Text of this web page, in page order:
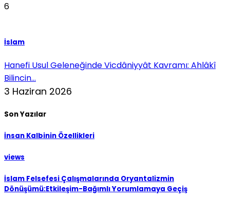
6
İslam
Hanefi Usul Geleneğinde Vicdâniyyât Kavramı: Ahlâkî
Bilincin...
3 Haziran 2026
Son Yazılar
İnsan Kalbinin Özellikleri
views
İslam Felsefesi Çalışmalarında Oryantalizmin
Dönüşümü:Etkileşim-Bağımlı Yorumlamaya Geçiş